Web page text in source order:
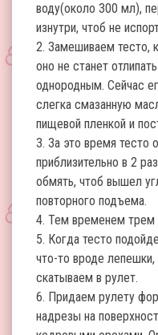
воду(около 300 мл),
изнутри, чтоб не
2. Замешиваем тесто,
оно не станет
однородным. Сейчас
слегка смазанную
пищевой пленкой и
3. За это время тесто
приблизительно в 2
обмять, чтоб вышел
повторного подъема.
4. Тем временем трем
5. Когда тесто
что-то вроде
скатываем в рулет.
6. Придаем рулету
надрезы на